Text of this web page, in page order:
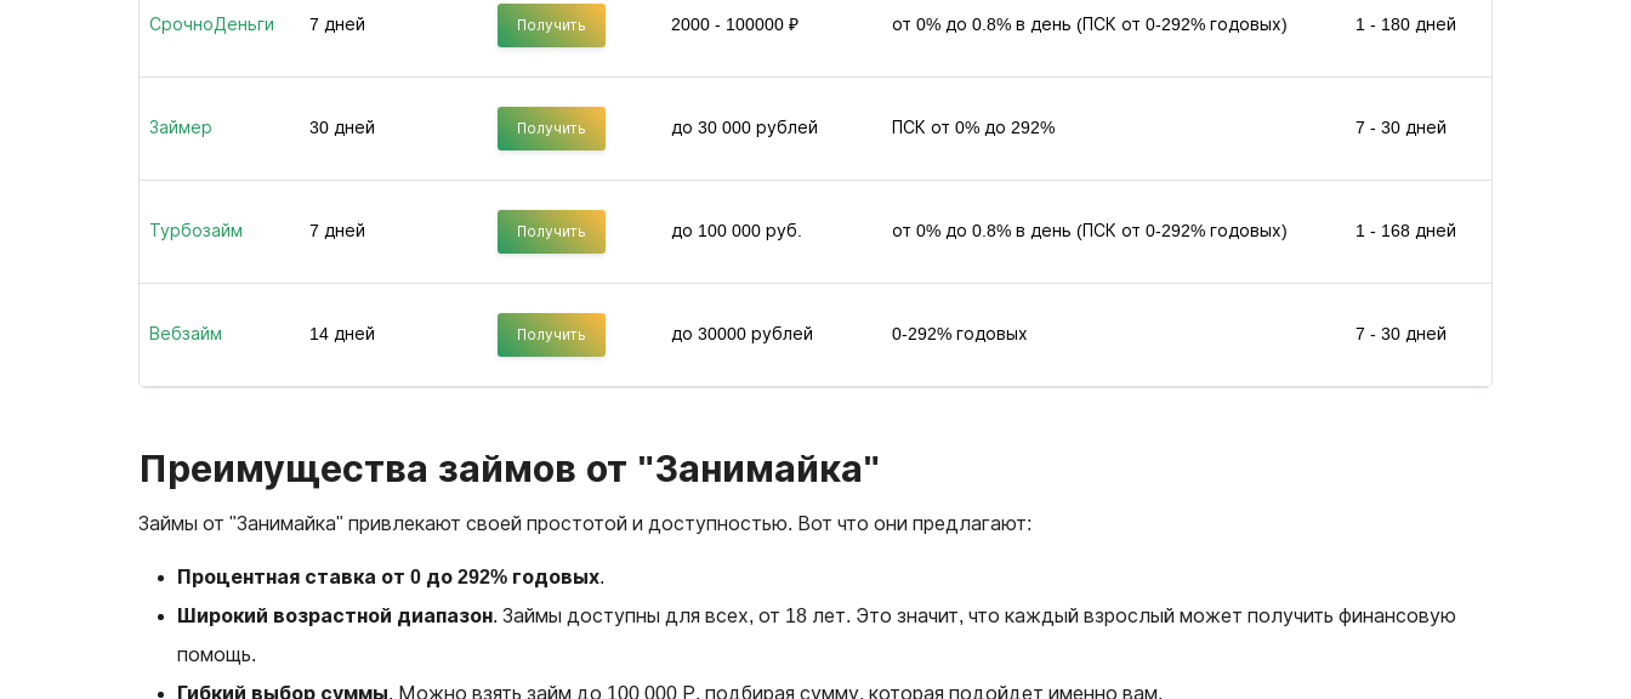
СрочноДеньги 7 дней Получить 2000 - 100000 ₽ от 0% до 0.8% в день (ПСК от 0-292% годовых) 1 - 180 дней
Займер 30 дней Получить до 30 000 рублей ПСК от 0% до 292% 7 - 30 дней
Турбозайм 7 дней Получить до 100 000 руб. от 0% до 0.8% в день (ПСК от 0-292% годовых) 1 - 168 дней
Вебзайм 14 дней Получить до 30000 рублей 0-292% годовых 7 - 30 дней
Преимущества займов от "Занимайка"
Займы от "Занимайка" привлекают своей простотой и доступностью. Вот что они предлагают:
Процентная ставка от 0 до 292% годовых.
Широкий возрастной диапазон. Займы доступны для всех, от 18 лет. Это значит, что каждый взрослый может получить финансовую
помощь.
Гибкий выбор суммы. Можно взять займ до 100 000 Р, подбирая сумму, которая подойдет именно вам.